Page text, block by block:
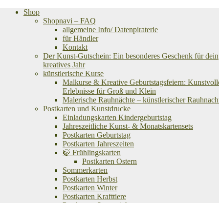
Shop
Shopnavi – FAQ
allgemeine Info/ Datenpiraterie
für Händler
Kontakt
Der Kunst-Gutschein: Ein besonderes Geschenk für dein
kreatives Jahr
künstlerische Kurse
Malkurse & Kreative Geburtstagsfeiern:
Erlebnisse für Groß und Klein
Malerische Rauhnächte – künstlerischer
Postkarten und Kunstdrucke
Einladungskarten Kindergeburtstag
Jahreszeitliche Kunst- & Monatskartensets
Postkarten Geburtstag
Postkarten Jahreszeiten
🍃 Frühlingskarten
Postkarten Ostern
Sommerkarten
Postkarten Herbst
Postkarten Winter
Postkarten Krafttiere